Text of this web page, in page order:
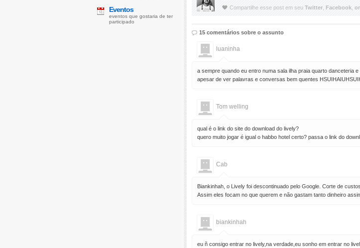
Compartilhe esse post em seu Twitter Facebook
15 comentários sobre o assunto
luaninha
a sempre quando eu entro numa sala ilha praia quarto danceteria
apesar de ver palavras e conversas bem quentes
Tom welling
qual é o link do site do download do lively?
quero muito jogar é igual o habbo hotel certo? passa o link do
Cab
Biankinhah, o Lively foi descontinuado pelo Google. Corte de
Assim eles focam no que querem e não gastam tanto dinheiro
biankinhah
eu ñ consigo entrar no lively,na verdade,eu sonho em entrar no
Eventos
eventos que gostaria de ter
participado